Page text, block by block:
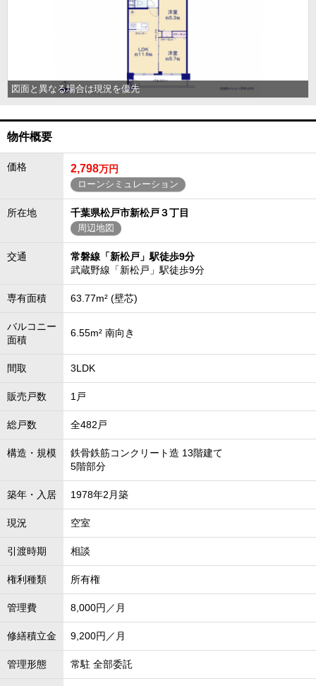
図面と異なる場合は現況を優先
物件概要
価格 2,798万円
ローンシミュレーション
所在地 千葉県松戸市新松戸３丁目
周辺地図
交通
常磐線「新松戸」駅徒歩9分
武蔵野線「新松戸」駅徒歩9分
専有面積 63.77m² (壁芯)
バルコニー
面積
6.55m² 南向き
間取 3LDK
販売戸数 1戸
総戸数 全482戸
構造・規模
鉄骨鉄筋コンクリート造 13階建て
5階部分
築年・入居 1978年2月築
現況 空室
引渡時期 相談
権利種類 所有権
管理費 8,000円／月
修繕積立金 9,200円／月
管理形態 常駐 全部委託